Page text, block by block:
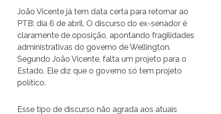
João Vicente já tem data certa para retornar ao
PTB: dia 6 de abril. O discurso do ex-senador é
claramente de oposição, apontando fragilidades
administrativas do governo de Wellington.
Segundo João Vicente, falta um projeto para o
Estado. Ele diz que o governo só tem projeto
político.
Esse tipo de discurso não agrada aos atuais